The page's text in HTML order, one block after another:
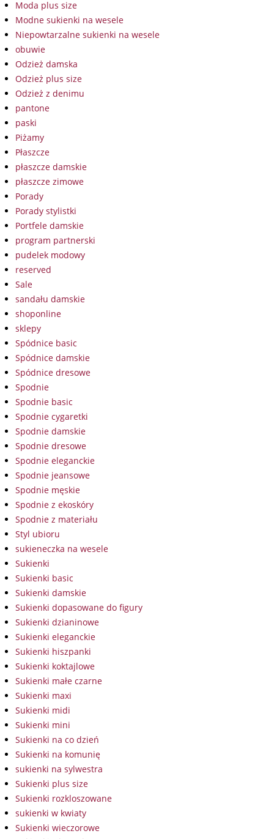
Moda plus size
Modne sukienki na wesele
Niepowtarzalne sukienki na wesele
obuwie
Odzież damska
Odzież plus size
Odzież z denimu
pantone
paski
Piżamy
Płaszcze
płaszcze damskie
płaszcze zimowe
Porady
Porady stylistki
Portfele damskie
program partnerski
pudelek modowy
reserved
Sale
sandału damskie
shoponline
sklepy
Spódnice basic
Spódnice damskie
Spódnice dresowe
Spodnie
Spodnie basic
Spodnie cygaretki
Spodnie damskie
Spodnie dresowe
Spodnie eleganckie
Spodnie jeansowe
Spodnie męskie
Spodnie z ekoskóry
Spodnie z materiału
Styl ubioru
sukieneczka na wesele
Sukienki
Sukienki basic
Sukienki damskie
Sukienki dopasowane do figury
Sukienki dzianinowe
Sukienki eleganckie
Sukienki hiszpanki
Sukienki koktajlowe
Sukienki małe czarne
Sukienki maxi
Sukienki midi
Sukienki mini
Sukienki na co dzień
Sukienki na komunię
sukienki na sylwestra
Sukienki plus size
Sukienki rozkloszowane
sukienki w kwiaty
Sukienki wieczorowe